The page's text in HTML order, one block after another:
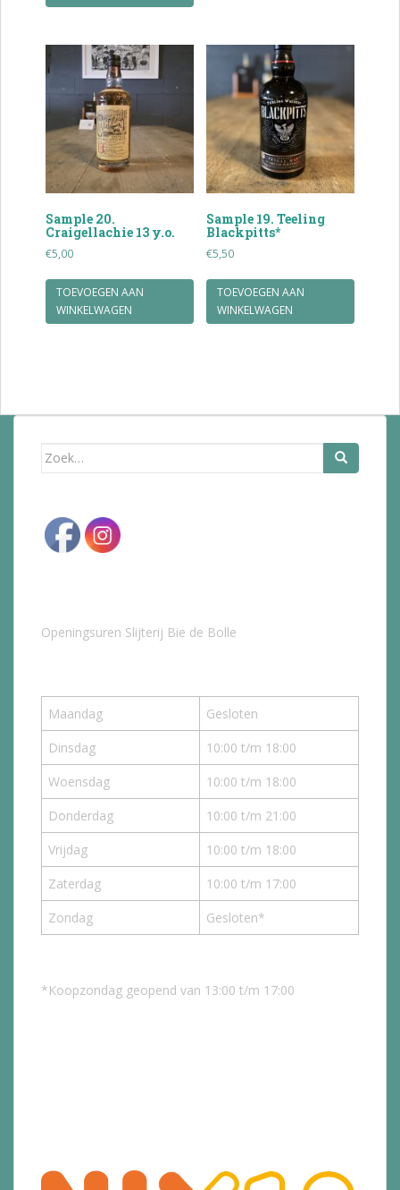
Sample 20.
Craigellachie 13 y.o.
€5,00
TOEVOEGEN AAN
WINKELWAGEN
Sample 19. Teeling
Blackpitts*
€5,50
TOEVOEGEN AAN
WINKELWAGEN
Zoek
Openingsuren Slijterij Bie de Bolle
Maandag
Gesloten
Dinsdag
10:00 t/m 18:00
Woensdag
10:00 t/m 18:00
Donderdag
10:00 t/m 21:00
Vrijdag
10:00 t/m 18:00
Zaterdag
10:00 t/m 17:00
Zondag
Gesloten*
*Koopzondag geopend van 13:00 t/m 17:00